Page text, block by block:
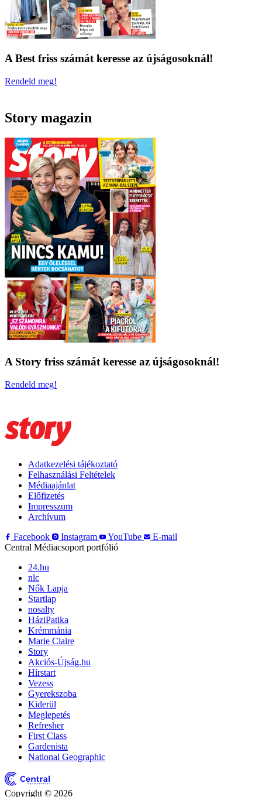
A Best friss számát keresse az újságosoknál!
Rendeld meg!
Story magazin
A Story friss számát keresse az újságosoknál!
Rendeld meg!
Adatkezelési tájékoztató
Felhasználási Feltételek
Médiaajánlat
Előfizetés
Impresszum
Archívum
Facebook
Instagram YouTube
E-mail
Central Médiacsoport portfólió
24.hu
nlc
Nők Lapja
Startlap
nosalty
HáziPatika
Krémmánia
Marie Claire
Story
Akciós-Újság.hu
Hírstart
Vezess
Gyerekszoba
Kiderül
Meglepetés
Refresher
First Class
Gardenista
National Geographic
Copyright © 2026